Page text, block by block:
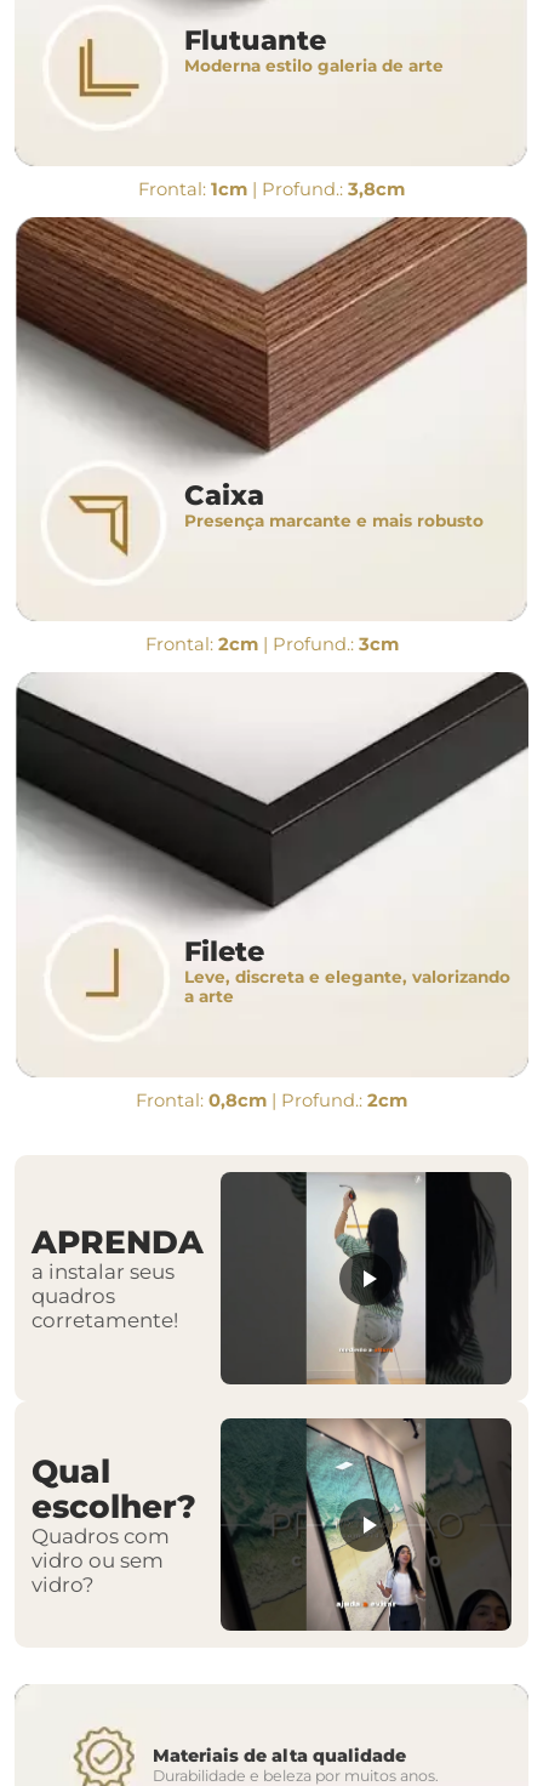
Flutuante
Moderna estilo galeria de arte
Frontal: 1cm | Profund.: 3,8cm
Caixa
Presença marcante e mais robusto
Frontal: 2cm| Profund.: 3cm
Filete
Leve, discreta e elegante, valorizando
a arte
Frontal: 0,8cm | Profund.: 2cm
APRENDA
a instalar seus
quadros
corretamente!
Qual
escolher?
Quadros com
vidro ou sem
vidro?
Materiais de alta qualidade
Durabilidade e beleza por muitos anos.